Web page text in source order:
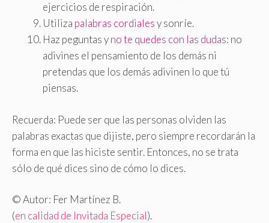
ejercicios de respiración.
Utiliza palabras cordialesy sonríe.
Haz peguntas yno te quedes con las dudas: no
adivines el pensamiento de los demás ni
pretendas que los demás adivinen lo que tú
piensas.
Recuerda: Puede ser que las personas olviden las
palabras exactas que dijiste, pero siempre recordarán la
forma en que las hiciste sentir. Entonces, no se trata
sólo de qué dices sino de cómo lo dices.
© Autor: Fer Martínez B.
(en calidad de Invitada Especial).